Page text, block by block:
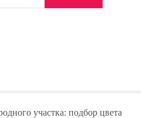
участка: подбор цвета